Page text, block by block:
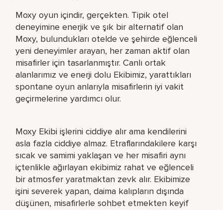
Moxy oyun içindir, gerçekten. Tipik otel
deneyimine enerjik ve şık bir alternatif olan
Moxy, bulundukları otelde ve şehirde eğlenceli
yeni deneyimler arayan, her zaman aktif olan
misafirler için tasarlanmıştır. Canlı ortak
alanlarımız ve enerji dolu Ekibimiz, yarattıkları
spontane oyun anlarıyla misafirlerin iyi vakit
geçirmelerine yardımcı olur.
Moxy Ekibi işlerini ciddiye alır ama kendilerini
asla fazla ciddiye almaz. Etraflarındakilere karşı
sıcak ve samimi yaklaşan ve her misafiri aynı
içtenlikle ağırlayan ekibimiz rahat ve eğlenceli
bir atmosfer yaratmaktan zevk alır. Ekibimize
işini severek yapan, daima kalıpların dışında
düşünen, misafirlerle sohbet etmekten keyif